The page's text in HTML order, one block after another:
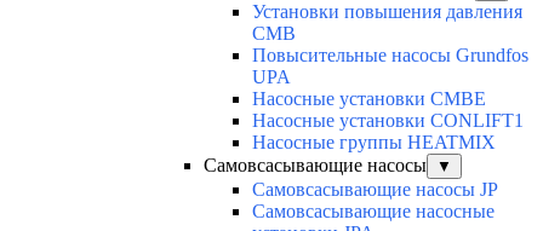
Установки повышения давления
CMB
Повысительные насосы Grundfos
UPA
Насосные установки CMBE
Насосные установки CONLIFT1
Насосные группы HEATMIX
Самовсасывающие насосы
▼
Самовсасывающие насосы JP
Самовсасывающие насосные